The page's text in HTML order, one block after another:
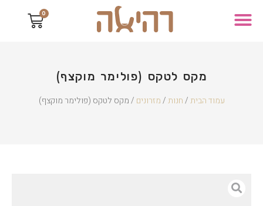
0
מקס לטקס (פולימר מוקצף)
עמוד הבית/חנות/מזרונים / מקס לטקס (פולימר מוקצף)